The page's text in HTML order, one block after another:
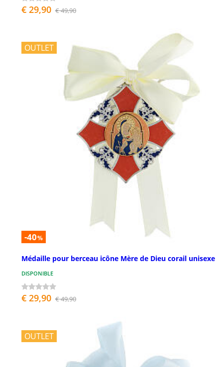
€ 29,90 € 49,90
OUTLET
-40%
Médaille pour berceau icône Mère de Dieu corail unisexe
DISPONIBLE
€ 29,90 € 49,90
OUTLET